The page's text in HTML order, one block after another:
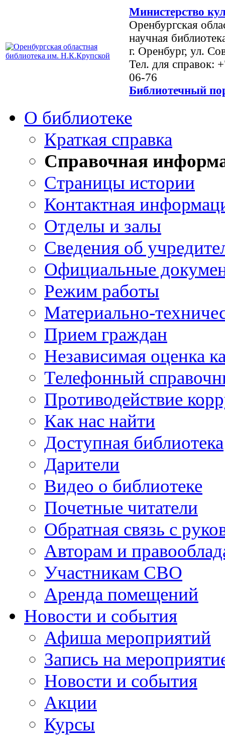
Министерство
Оренбургская
научная
г. Оренбург, ул.
Тел. для справок:
06-76
Библиотечный
О библиотеке
Краткая справка
Справочная
Страницы истории
Контактная
Отделы и залы
Сведения об
Официальные
Режим работы
Материально-
Прием граждан
Независимая оценка
Телефонный
Противодействие
Как нас найти
Доступная библиотека
Дарители
Видео о библиотеке
Почетные читатели
Обратная связь с
Авторам и
Участникам СВО
Аренда помещений
Новости и события
Афиша мероприятий
Запись на
Новости и события
Акции
Курсы